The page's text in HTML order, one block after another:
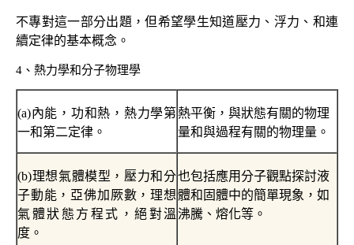
不專對這一部分出題，但希望學生知道壓力、浮力、和連
續定律的基本概念。
4 、熱力學和分子物理學
(a)內能，功和熱，熱力學第
一和第二定律。
熱平衡，與狀態有關的物理
量和與過程有關的物理量。
(b)理想氣體模型，壓力和分
子動能，亞佛加厥數，理想
氣體狀態方程式，絕對溫
度。
也包括應用分子觀點探討液
體和固體中的簡單現象，如
沸騰、熔化等。